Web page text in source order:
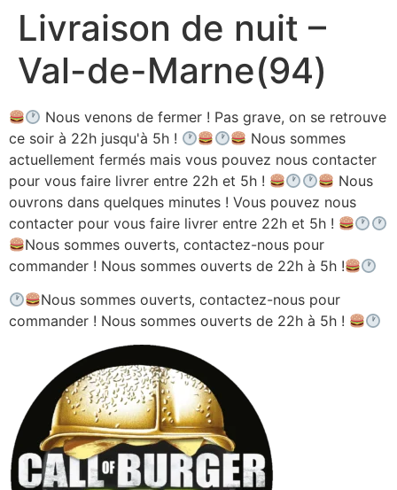
Aller
contenu
Livraison de nuit –
Val-de-Marne(94)
Nous venons de fermer ! Pas grave, on se retrouve
ce soir à 22h jusqu'à 5h !
Nous sommes
actuellement fermés mais vous pouvez nous contacter
pour vous faire livrer entre 22h et 5h !
Nous
ouvrons dans quelques minutes ! Vous pouvez nous
contacter pour vous faire livrer entre 22h et 5h !
Nous sommes ouverts, contactez-nous pour
commander ! Nous sommes ouverts de 22h à 5h !
Nous sommes ouverts, contactez-nous pour
commander ! Nous sommes ouverts de 22h à 5h !